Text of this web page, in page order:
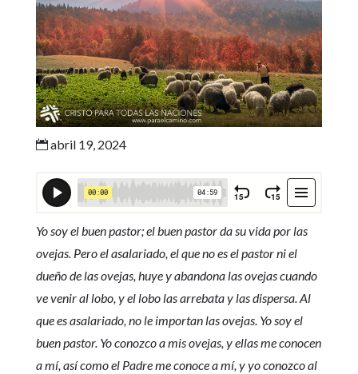
abril 19, 2024
Yo soy el buen pastor; el buen pastor da su vida por las
ovejas. Pero el asalariado, el que no es el pastor ni el
dueño de las ovejas, huye y abandona las ovejas cuando
ve venir al lobo, y el lobo las arrebata y las dispersa. Al
que es asalariado, no le importan las ovejas. Yo soy el
buen pastor. Yo conozco a mis ovejas, y ellas me conocen
a mí, así como el Padre me conoce a mí, y yo conozco al